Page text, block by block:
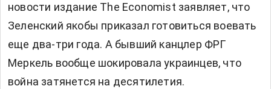
новости издание The Economist заявляет, что
Зеленский якобы приказал готовиться воевать
еще два-три года. А бывший канцлер ФРГ
Меркель вообще шокировала украинцев, что
война затянется на десятилетия.